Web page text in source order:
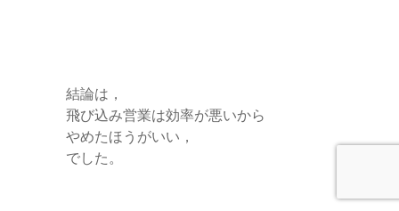
結論は，
飛び込み営業は効率が悪いから
やめたほうがいい，
でした。